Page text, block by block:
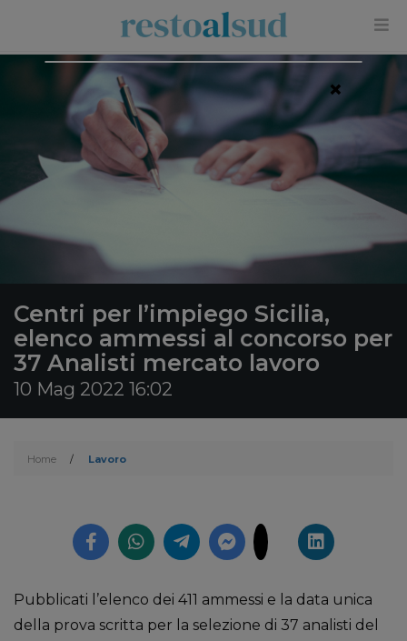
Centri per l’impiego Sicilia,
elenco ammessi al concorso per
37 Analisti mercato lavoro
10 Mag 2022 16:02
Home / Lavoro
Pubblicati l’elenco dei 411 ammessi e la data unica
della prova scritta per la selezione di 37 analisti del
×